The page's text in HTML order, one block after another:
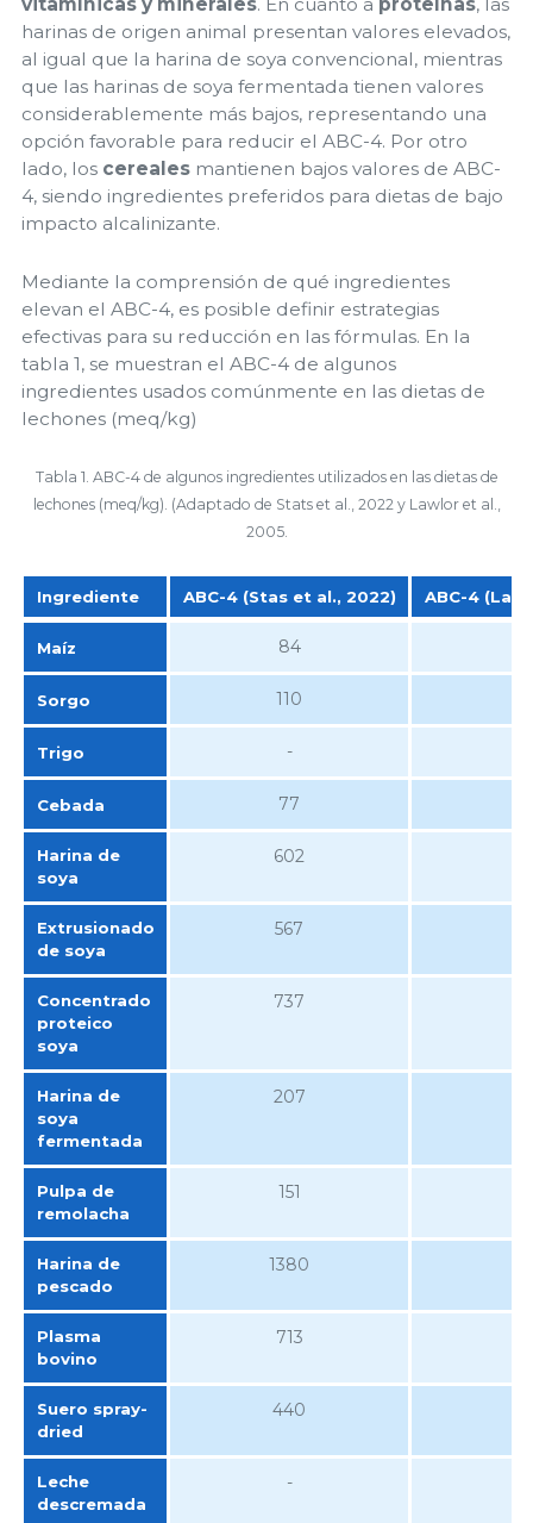
harinas de origen animal presentan valores elevados,
al igual que la harina de soya convencional, mientras
que las harinas de soya fermentada tienen valores
considerablemente más bajos, representando una
opción favorable para reducir el ABC-4. Por otro
lado, los cereales mantienen bajos valores de ABC-
4, siendo ingredientes preferidos para dietas de bajo
impacto alcalinizante.
Mediante la comprensión de qué ingredientes
elevan el ABC-4, es posible definir estrategias
efectivas para su reducción en las fórmulas. En la
tabla 1, se muestran el ABC-4 de algunos
ingredientes usados comúnmente en las dietas de
lechones (meq/kg)
Tabla 1. ABC-4 de algunos ingredientes utilizados en las dietas de
lechones (meq/kg). (Adaptado de Stats et al., 2022 y Lawlor et al.,
2005.
Ingrediente ABC-4 (Stas et al., 2022)
ABC-4
Ingrediente
ABC-4 (Stas et al., 2022)
ABC-4
Maíz
84
Sorgo 110
Trigo -
Cebada 77
Harina de
soya
602
Extrusionado
de soya
567
Concentrado
proteico
soya
737
Harina de
soya
fermentada
207
Pulpa de
remolacha
151
Harina de
pescado
1380
Plasma
bovino
713
Suero spray-
dried
440
Leche
descremada
-